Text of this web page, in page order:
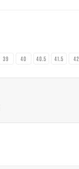
39 40 40.5 41.5 42